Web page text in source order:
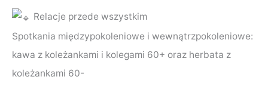
Relacje przede wszystkim
Spotkania międzypokoleniowe i wewnątrzpokoleniowe:
kawa z koleżankami i kolegami 60+ oraz herbata z
koleżankami 60-